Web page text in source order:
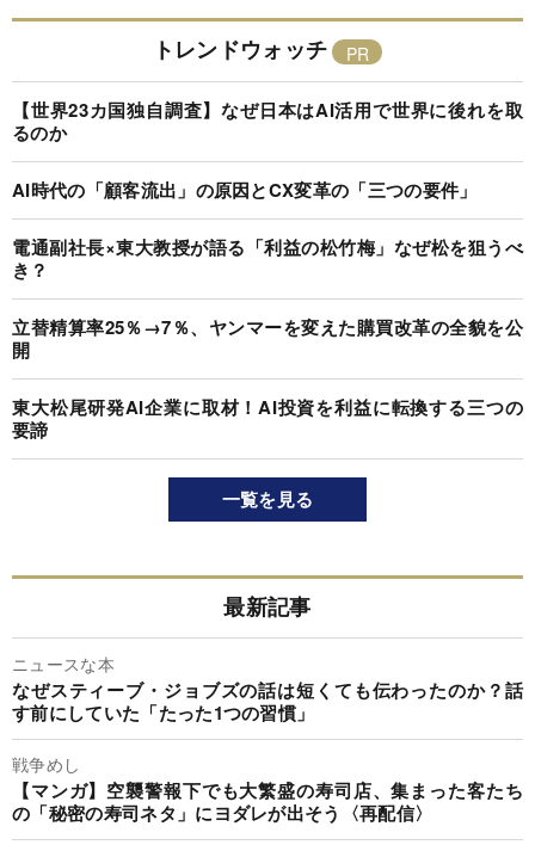
トレンドウォッチ
【世界23カ国独自調査】なぜ日本はAI活用で世界に後れを取
るのか
AI時代の「顧客流出」の原因とCX変革の「三つの要件」
電通副社長×東大教授が語る「利益の松竹梅」なぜ松を狙うべ
き？
立替精算率25％→7％、ヤンマーを変えた購買改革の全貌を公
開
東大松尾研発AI企業に取材！AI投資を利益に転換する三つの
要諦
一覧を見る
最新記事
ニュースな本
なぜスティーブ・ジョブズの話は短くても伝わったのか？話
す前にしていた「たった1つの習慣」
戦争めし
【マンガ】空襲警報下でも大繁盛の寿司店、集まった客たち
の「秘密の寿司ネタ」にヨダレが出そう〈再配信〉